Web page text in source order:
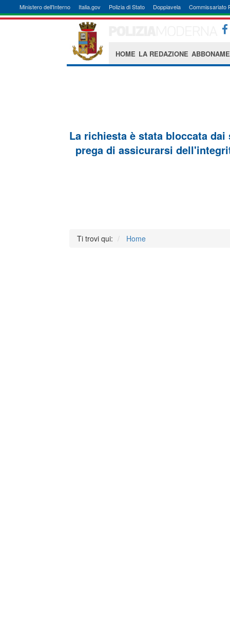
Ministero dell'Interno Italia.gov Polizia di Stato Doppiavela Commissariato
HOME LA REDAZIONE
La richiesta è stata bloccata
prega di assicurarsi
Ti trovi qui: Home